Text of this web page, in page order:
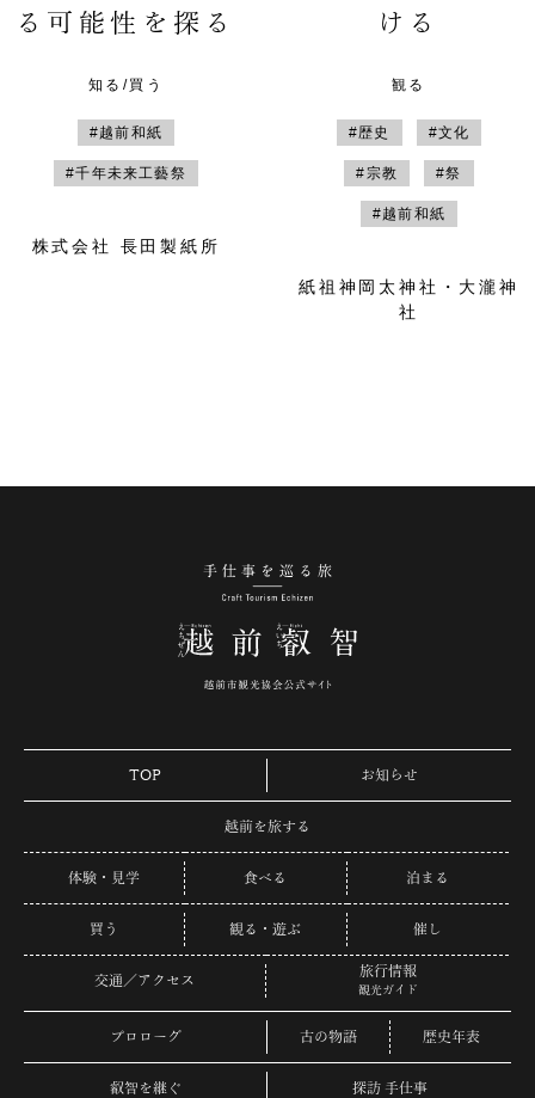
る可能性を探る
知る/買う
#越前和紙
#千年未来工藝祭
株式会社 長田製紙所
ける
観る
#歴史 #文化
#宗教 #祭
#越前和紙
紙祖神岡太神社・大瀧神
社
TOP お知らせ
越前を旅する
体験・見学 食べる 泊まる
買う 観る・遊ぶ 催し
交通／アクセス
旅行情報
観光ガイド
プロローグ 古の物語 歴史年表
叡智を継ぐ 探訪 手仕事